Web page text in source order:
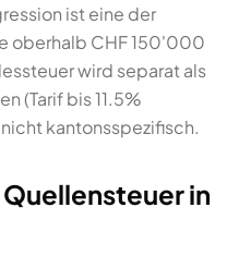
ist eine der
oberhalb CHF 150'000
wird separat als
(Tarif bis 11.5%
kantonsspezifisch.
in